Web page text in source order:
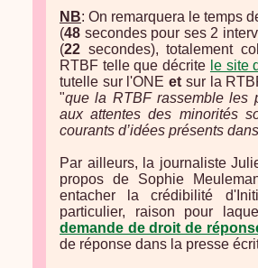
NB: On remarquera le temps
(48 secondes pour ses 2
(22 secondes), totalement
RTBF telle que décrite le site
tutelle sur l'ONEet sur la
"que la RTBF rassemble les
aux attentes des minorités
courants d’idées présents
Par ailleurs, la journaliste
propos de Sophie
entacher la crédibilité
particulier, raison pour
demande de droit de
de réponse dans la presse